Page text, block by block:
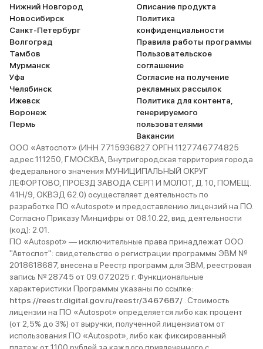
Нижний Новгород
Новосибирск
Санкт-Петербург
Волгоград
Тамбов
Мурманск
Уфа
Челябинск
Ижевск
Воронеж
Пермь
Описание продукта
Политика
конфиденциальности
Правила работы программы
Пользовательское
соглашение
Согласие на получение
рекламных рассылок
Политика для контента,
генерируемого
пользователями
Вакансии
ООО «Автоспот» (ИНН 7715936827 ОРГН 1127746774825
адрес 111250, Г.МОСКВА, Внутригородская территория города
федерального значения МУНИЦИПАЛЬНЫЙ ОКРУГ
ЛЕФОРТОВО, ПРОЕЗД ЗАВОДА СЕРП И МОЛОТ, Д. 10, ПОМЕЩ.
41Н/9, ОКВЭД 62.0) осуществляет деятельность по
разработке ПО «Autospot» и предоставлению лицензий на ПО.
Согласно Приказу Минцифры от 08.10.22, вид деятельности
(код): 2.01.
ПО «Autospot» — исключительные права принадлежат ООО
"Автоспот": свидетельство о регистрации программы ЭВМ №
2018618687, внесена в Реестр программ для ЭВМ, реестровая
запись № 28745 от 09.07.2025 г. Функциональные
характеристики Программы указаны по ссылке:
https://reestr.digital.gov.ru/reestr/3467687/ . Стоимость
лицензии на ПО «Autospot» определяется либо как процент
(от 2,5% до 3%) от выручки, полученной лицензиатом от
использования ПО «Autospot», либо как фиксированный